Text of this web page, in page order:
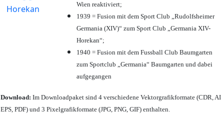
Wien reaktiviert;
1939 = Fusion mit dem Sport Club „Rudolfsheimer
Germania (XIV)“ zum Sport Club „Germania XIV-
Horekan“;
1940 = Fusion mit dem Fussball Club Baumgarten
zum Sportclub „Germania“ Baumgarten und dabei
aufgegangen
Download: Im Downloadpaket sind 4 verschiedene Vektorgrafikformate (CDR, AI
EPS, PDF) und 3 Pixelgrafikformate (JPG, PNG, GIF) enthalten.